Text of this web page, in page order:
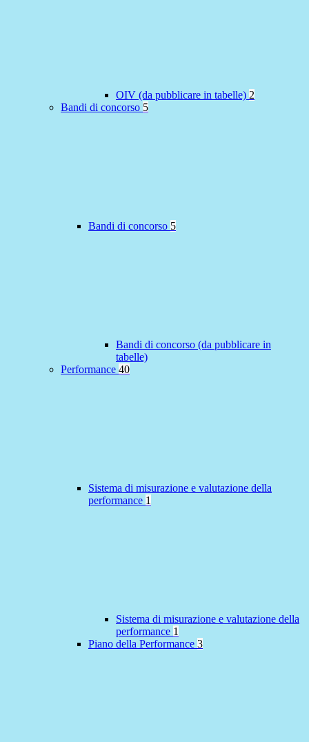
OIV (da pubblicare in tabelle) 2
Bandi di concorso 5
Bandi di concorso 5
Bandi di concorso (da pubblicare in
tabelle)
Performance 40
Sistema di misurazione e valutazione della
performance 1
Sistema di misurazione e valutazione della
performance 1
Piano della Performance 3